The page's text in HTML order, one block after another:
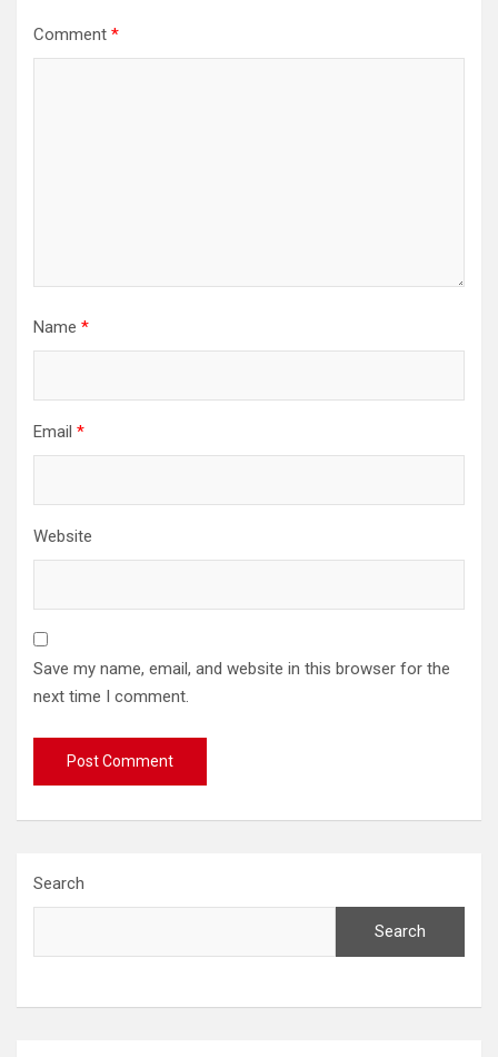
Comment *
Name *
Email *
Website
Save my name, email, and website in this browser for the
next time I comment.
Search
Search